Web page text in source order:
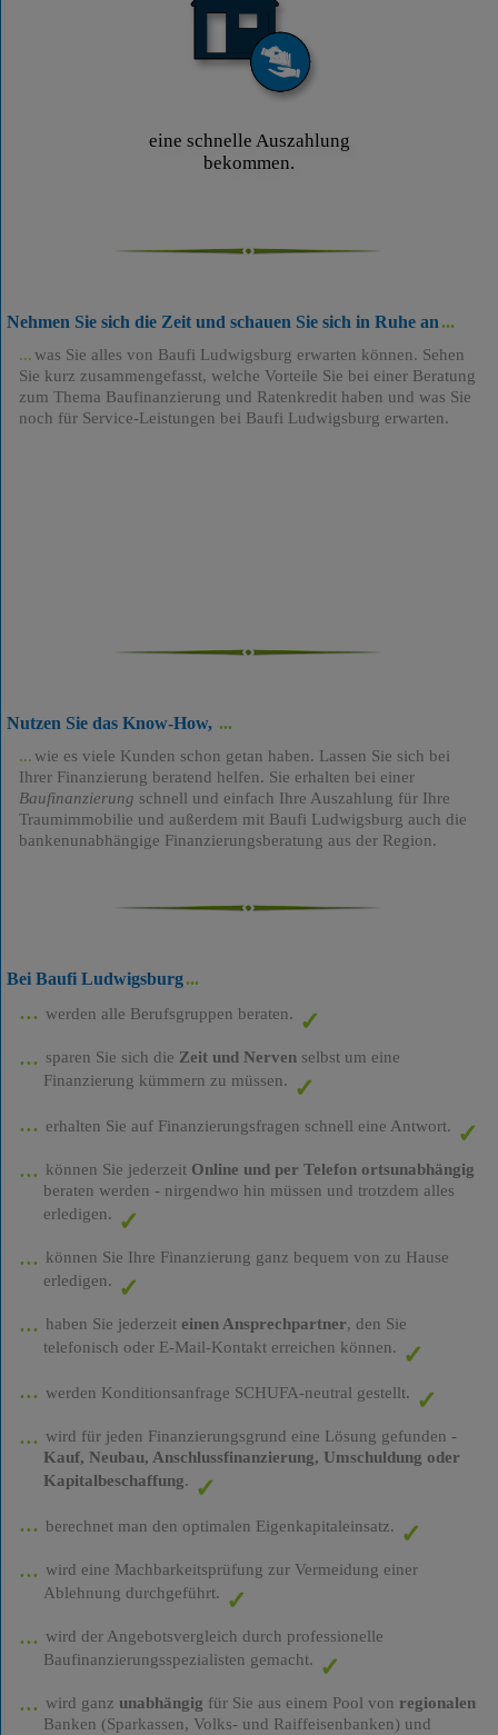
eine schnelle Auszahlung
bekommen.
Nehmen Sie sich die Zeit und schauen Sie sich in Ruhe an
was Sie alles von Baufi Ludwigsburg erwarten können. Sehen
Sie kurz zusammengefasst, welche Vorteile Sie bei einer Beratung
zum Thema Baufinanzierung und Ratenkredit haben und was Sie
noch für Service-Leistungen bei Baufi Ludwigsburg erwarten.
Nutzen Sie das Know-How,
wie es viele Kunden schon getan haben. Lassen Sie sich bei
Ihrer Finanzierung beratend helfen. Sie erhalten bei einer
Baufinanzierung schnell und einfach Ihre Auszahlung für Ihre
Traumimmobilie und außerdem mit Baufi Ludwigsburg auch die
bankenunabhängige Finanzierungsberatung aus der Region.
Bei Baufi Ludwigsburg
werden alle Berufsgruppen beraten.
sparen Sie sich die Zeit und Nervenselbst um eine
Finanzierung kümmern zu müssen.
erhalten Sie auf Finanzierungsfragen schnell eine Antwort.
können Sie jederzeit Online und per Telefon ortsunabhängig
beraten werden - nirgendwo hin müssen und trotzdem alles
erledigen.
können Sie Ihre Finanzierung ganz bequem von zu Hause
erledigen.
haben Sie jederzeit einen Ansprechpartner, den Sie
telefonisch oder E-Mail-Kontakt erreichen können.
werden Konditionsanfrage SCHUFA-neutral gestellt.
wird für jeden Finanzierungsgrund eine Lösung gefunden -
Kauf, Neubau, Anschlussfinanzierung, Umschuldung oder
Kapitalbeschaffung.
berechnet man den optimalen Eigenkapitaleinsatz.
wird eine Machbarkeitsprüfung zur Vermeidung einer
Ablehnung durchgeführt.
wird der Angebotsvergleich durch professionelle
Baufinanzierungsspezialisten gemacht.
wird ganz unabhängig für Sie aus einem Pool von regionalen
Banken (Sparkassen, Volks- und Raiffeisenbanken) und